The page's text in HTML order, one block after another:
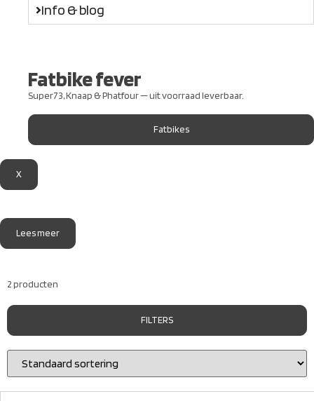
Info & blog
Fatbike fever
Super73, Knaap & Phatfour — uit voorraad leverbaar.
Fatbikes
X
Lees meer
2 producten
FILTERS